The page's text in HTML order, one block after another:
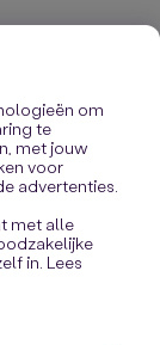
om
te
met jouw
voor
advertenties.
met alle
in. Lees